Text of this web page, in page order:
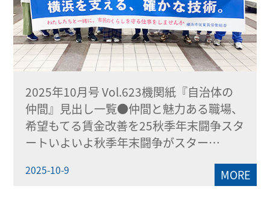
2025年10月号 Vol.623機関紙『自治体の
仲間』見出し一覧●仲間と魅力ある職場、
希望もてる賃金改善を25秋季年末闘争スタ
ートいよいよ秋季年末闘争がスター…
2025-10-9 MORE